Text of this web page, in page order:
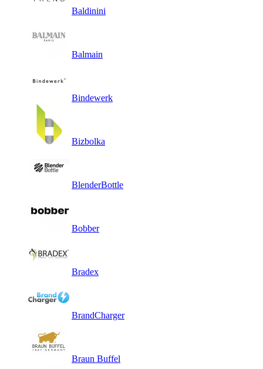
Baldinini
Balmain
Bindewerk
Bizbolka
BlenderBottle
Bobber
Bradex
BrandCharger
Braun Buffel